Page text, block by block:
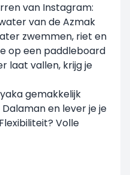
van Instagram:
van de Azmak
zwemmen, riet en
op een paddleboard
laat vallen, krijg je
gemakkelijk
en lever je je
Volle